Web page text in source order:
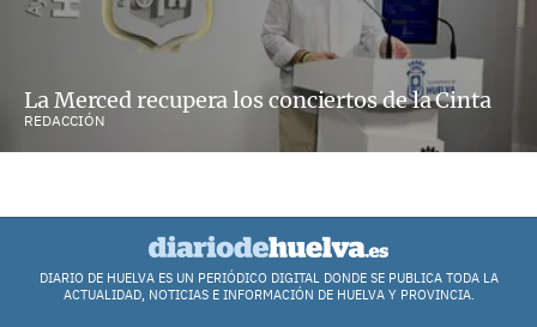
La Merced recupera los conciertos de la Cinta
REDACCIÓN
DIARIO DE HUELVA ES UN PERIÓDICO DIGITAL DONDE SE PUBLICA TODA LA
ACTUALIDAD, NOTICIAS E INFORMACIÓN DE HUELVA Y PROVINCIA.